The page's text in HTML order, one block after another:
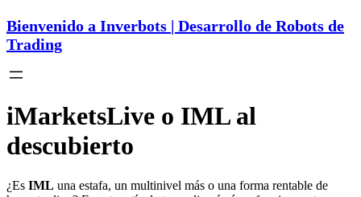
Bienvenido a Inverbots | Desarrollo de Robots de
Trading
iMarketsLive o IML al
descubierto
¿Es IML una estafa, un multinivel más o una forma rentable de